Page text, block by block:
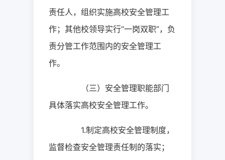
责任人，组织实施高校安全管理工
作；其他校领导实行“一岗双职”，负
责分管工作范围内的安全管理工
作。
（三）安全管理职能部门
具体落实高校安全管理工作。
1.制定高校安全管理制度，
监督检查安全管理责任制的落实；